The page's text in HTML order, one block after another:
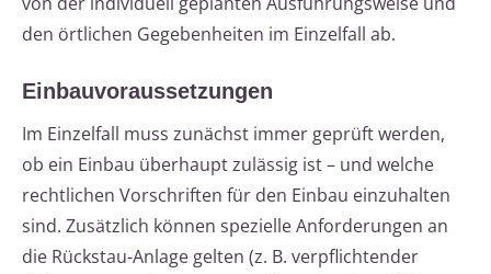
den örtlichen Gegebenheiten im Einzelfall ab.
Einbauvoraussetzungen
Im Einzelfall muss zunächst immer geprüft werden,
ob ein Einbau überhaupt zulässig ist – und welche
rechtlichen Vorschriften für den Einbau einzuhalten
sind. Zusätzlich können spezielle Anforderungen an
die Rückstau-Anlage gelten (z. B. verpflichtender